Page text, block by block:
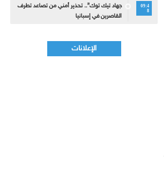
09:4
8
جهاد تيك توك”.. تحذير أمني من تصاعد تطرف
القاصرين في إسبانيا
الإعلانات